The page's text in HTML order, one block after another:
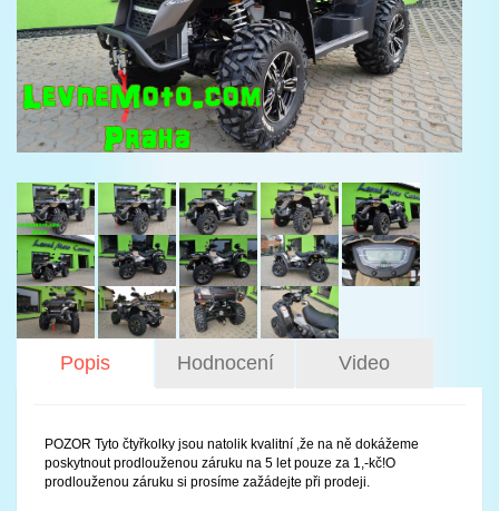
Popis Hodnocení Video
POZOR Tyto čtyřkolky jsou natolik kvalitní ,že na ně dokážeme
poskytnout prodlouženou záruku na 5 let pouze za 1,-kč!O
prodlouženou záruku si prosíme zažádejte při prodeji.